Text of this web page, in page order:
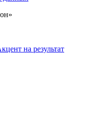
на результат